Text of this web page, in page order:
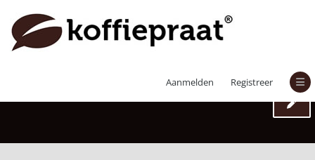
Aanmelden Registreer
Machines voor servings, pads en cups